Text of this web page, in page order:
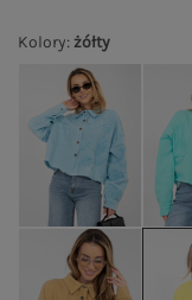
Kolory:żółty